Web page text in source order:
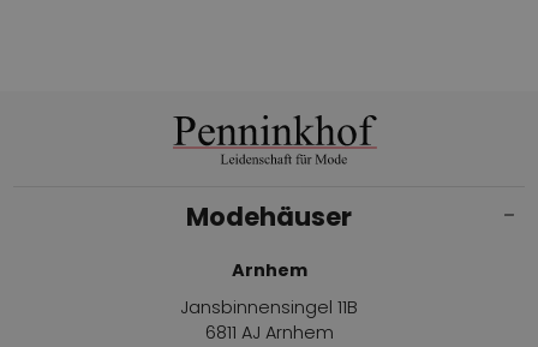
Modehäuser
Arnhem
Jansbinnensingel 11B
6811 AJ Arnhem